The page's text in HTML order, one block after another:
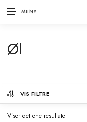
MENY
Øl
VIS FILTRE
Viser det ene resultatet